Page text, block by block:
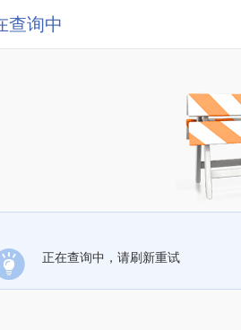
查询中
正在查询中，请刷新重试